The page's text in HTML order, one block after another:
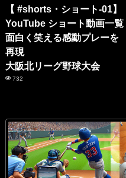
【 #shorts・ショート-01】
YouTube ショート動画一覧
面白く笑える感動プレーを
再現
大阪北リーグ野球大会
732